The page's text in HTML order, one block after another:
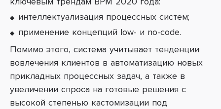
интеллектуализация процессных систем;
применение концепций low- и no-code.
Помимо этого, система учитывает тенденции
вовлечения клиентов в автоматизацию новых
прикладных процессных задач, а также в
увеличении спроса на готовые решения с
высокой степенью кастомизации под